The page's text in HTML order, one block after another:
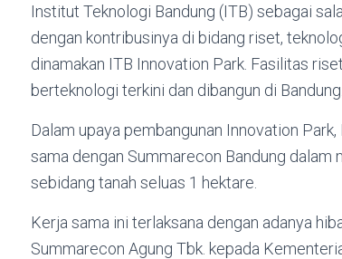
Institut Teknologi Bandung (ITB) sebagai
dengan kontribusinya di bidang riset,
dinamakan ITB Innovation Park. Fasilitas
berteknologi terkini dan dibangun di Bandung.
Dalam upaya pembangunan Innovation
sama dengan Summarecon Bandung
sebidang tanah seluas 1 hektare.
Kerja sama ini terlaksana dengan adanya
Summarecon Agung Tbk. kepada